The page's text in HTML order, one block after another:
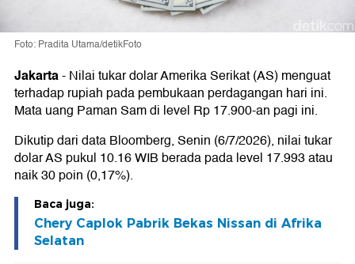
Foto: Pradita Utama/detikFoto
Jakarta-Nilai tukar dolar Amerika Serikat (AS) menguat
terhadap rupiah pada pembukaan perdagangan hari ini.
Mata uang Paman Sam di level Rp 17.900-an pagi ini.
Dikutip dari data Bloomberg, Senin (6/7/2026), nilai tukar
dolar AS pukul 10.16 WIB berada pada level 17.993 atau
naik 30 poin (0,17%).
Baca juga:
Chery Caplok Pabrik Bekas Nissan di Afrika
Selatan